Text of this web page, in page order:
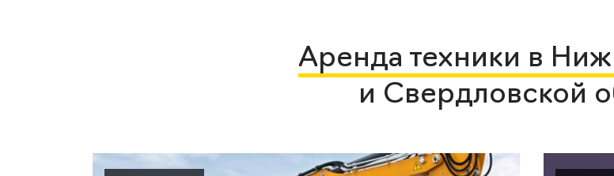
Аренда техники в
и Свердловской